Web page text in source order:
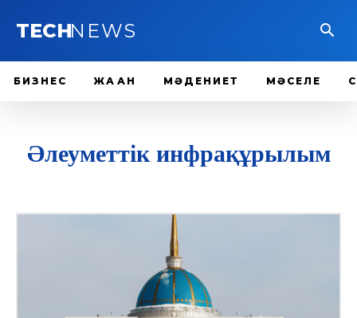
TECHNEWS
БИЗНЕС ЖАҺАН МӘДЕНИЕТ МӘСЕЛЕ
Әлеуметтік инфрақұрылым